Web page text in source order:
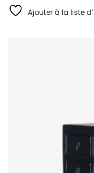
Ajouter à la liste